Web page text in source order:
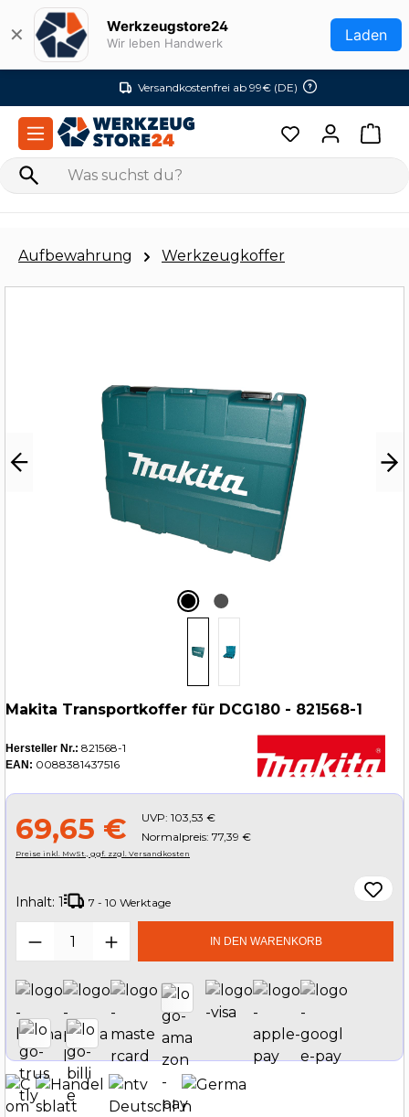
Zum Hauptinhalt springen
✕ Werkzeugstore24
Wir leben Handwerk Laden
Versandkostenfrei ab 99€ (DE)
Aufbewahrung Werkzeugkoffer
Makita Transportkoffer für DCG180 - 821568-1
Hersteller Nr.: 821568-1
EAN: 0088381437516
69,65 € UVP: 103,53 €
Normalpreis: 77,39 €
Preise inkl. MwSt., ggf. zzgl. Versandkosten
Inhalt: 1 7 - 10 Werktage
Produkt Anzahl: Gib denIN DEN WARENKORB